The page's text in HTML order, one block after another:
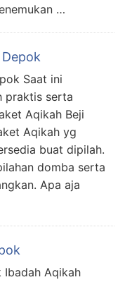
…
Saat ini
praktis serta
Aqikah Beji
Aqikah yg
buat dipilah.
domba serta
Apa aja
Ibadah Aqikah